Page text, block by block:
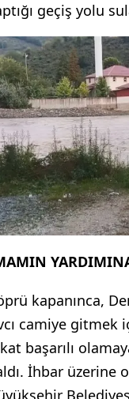
geçiş yolu
kapanınca,
camiye gitmek
başarılı
İhbar üzerine